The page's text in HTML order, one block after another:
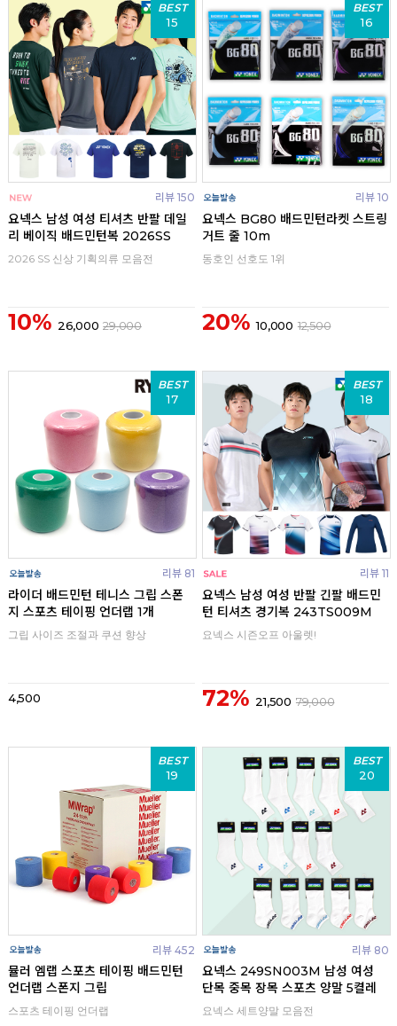
BEST
15
리뷰 150
요넥스 남성 여성 티셔츠 반팔 데일
리 베이직 배드민턴복 2026SS
2026 SS 신상 기획의류 모음전
10% 26,000 29,000
BEST
16
리뷰 10
요넥스 BG80 배드민턴라켓 스트링
거트 줄 10m
동호인 선호도 1위
20% 10,000 12,500
BEST
17
리뷰 81
라이더 배드민턴 테니스 그립 스폰
지 스포츠 테이핑 언더랩 1개
그립 사이즈 조절과 쿠션 향상
4,500
BEST
18
리뷰 11
요넥스 남성 여성 반팔 긴팔 배드민
턴 티셔츠 경기복 243TS009M
요넥스 시즌오프 아울렛!
72% 21,500 79,000
BEST
19
리뷰 452
뮬러 엠랩 스포츠 테이핑 배드민턴
언더랩 스폰지 그립
스포츠 테이핑 언더랩
BEST
20
리뷰 80
요넥스 249SN003M 남성 여성
단목 중목 장목 스포츠 양말 5켤레
요넥스 세트양말 모음전